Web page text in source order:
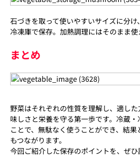
石づきを取って使いやすいサイズに分
冷凍庫で保存。加熱調理にはそのまま使
まとめ
野菜はそれぞれの性質を理解し、適し
味しさと栄養を守る第一歩です。冷蔵
ことで、無駄なく使うことができ、結
もつながります。
今回ご紹介した保存のポイントを、ぜひ